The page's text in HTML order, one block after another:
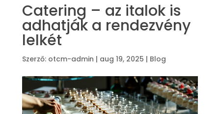
Catering – az italok is
adhatják a rendezvény
lelkét
Szerző: otcm-admin | aug 19, 2025 | Blog